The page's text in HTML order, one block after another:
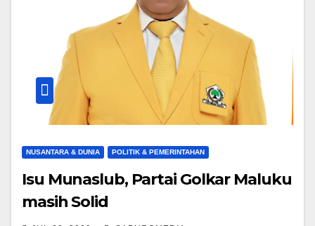
NUSANTARA & DUNIA POLITIK & PEMERINTAHAN
Isu Munaslub, Partai Golkar Maluku
masih Solid